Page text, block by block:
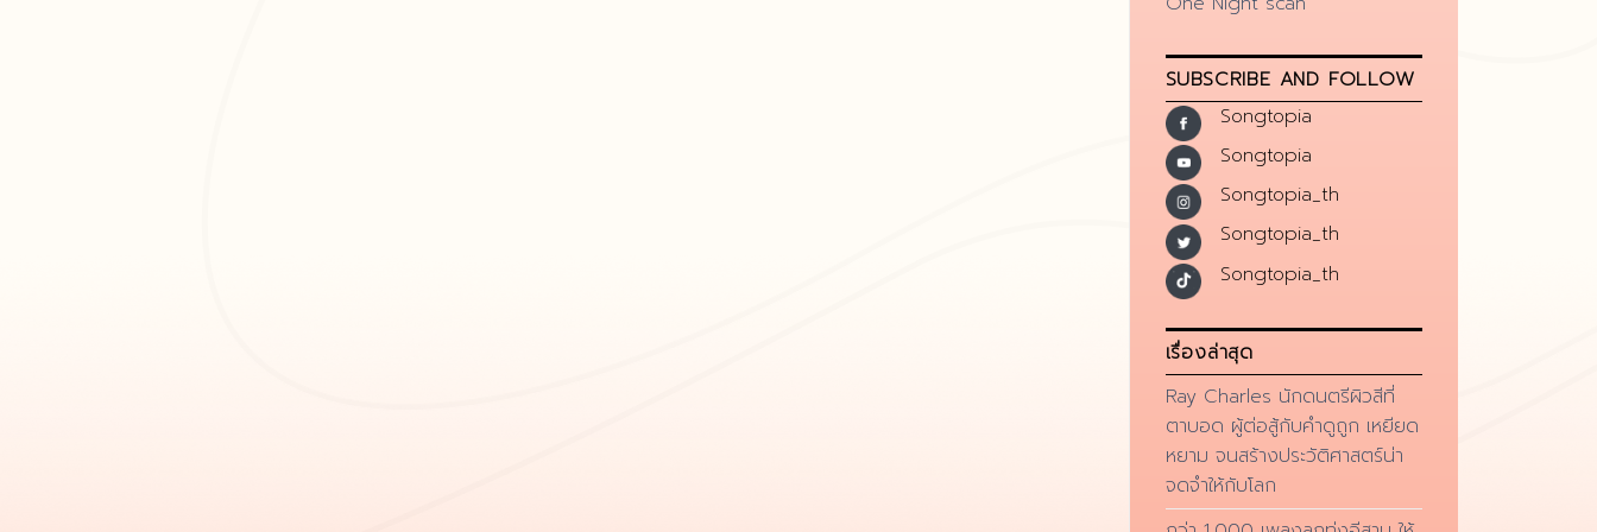
SUBSCRIBE AND FOLLOW
Songtopia
Songtopia
Songtopia_th
Songtopia_th
Songtopia_th
เรื่องล่าสุด
Ray Charles นักดนตรีผิวสีที่
ตาบอด ผู้ต่อสู้กับคำดูถูก เหยียด
หยาม จนสร้างประวัติศาสตร์น่า
จดจำให้กับโลก